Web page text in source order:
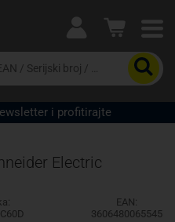
asortiman proizvoda i
i profitirajte
Electric
EAN:
3606480065545